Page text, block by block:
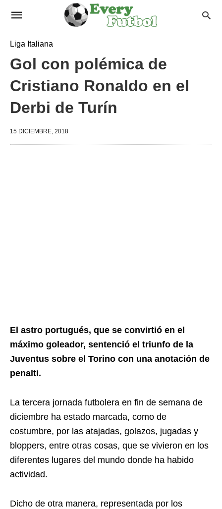
Liga Italiana
Gol con polémica de
Cristiano Ronaldo en el
Derbi de Turín
15 DICIEMBRE, 2018
El astro portugués, que se convirtió en el
máximo goleador, sentenció el triunfo de la
Juventus sobre el Torino con una anotación de
penalti.
La tercera jornada futbolera en fin de semana de
diciembre ha estado marcada, como de
costumbre, por las atajadas, golazos, jugadas y
bloppers, entre otras cosas, que se vivieron en los
diferentes lugares del mundo donde ha habido
actividad.
Dicho de otra manera, representada por los